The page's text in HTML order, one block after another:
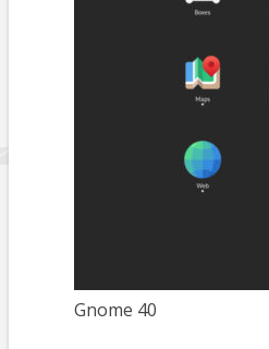
Gnome 40